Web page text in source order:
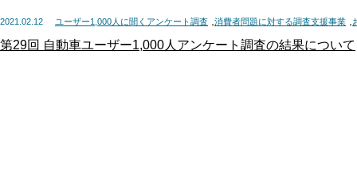
2021.02.12 ユーザー1,000人に聞くアンケート調査 消費者問題に対する調査支援事業
第29回 自動車ユーザー1,000人アンケート調査の結果について